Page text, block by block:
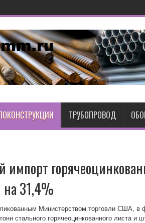
ТРУБОПРОВОД
31,4%
Министерством торговли США, в
стального горячеоцинкованного листа и